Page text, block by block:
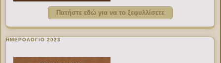
Πατήστε εδώ για να το ξεφυλλίσετε
ΗΜΕΡΟΛΟΓΙΟ 2023